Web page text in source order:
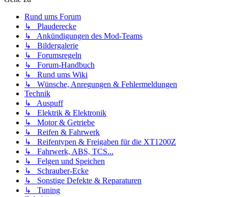
Rund ums Forum
↳ Plauderecke
↳ Ankündigungen des Mod-Teams
↳ Bildergalerie
↳ Forumsregeln
↳ Forum-Handbuch
↳ Rund ums Wiki
↳ Wünsche, Anregungen & Fehlermeldungen
Technik
↳ Auspuff
↳ Elektrik & Elektronik
↳ Motor & Getriebe
↳ Reifen & Fahrwerk
↳ Reifentypen & Freigaben für die XT1200Z
↳ Fahrwerk, ABS, TCS...
↳ Felgen und Speichen
↳ Schrauber-Ecke
↳ Sonstige Defekte & Reparaturen
↳ Tuning